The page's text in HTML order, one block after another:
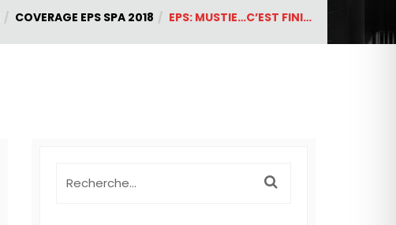
COVERAGE EPS SPA 2018 EPS: MUSTIE…C’EST FINI…